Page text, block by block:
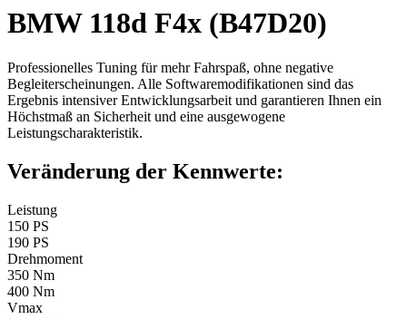
BMW 118d F4x (B47D20)
Professionelles Tuning für mehr Fahrspaß, ohne negative
Begleiterscheinungen. Alle Softwaremodifikationen sind das
Ergebnis intensiver Entwicklungsarbeit und garantieren Ihnen ein
Höchstmaß an Sicherheit und eine ausgewogene
Leistungscharakteristik.
Veränderung der Kennwerte:
Leistung
150 PS
190 PS
Drehmoment
350 Nm
400 Nm
Vmax